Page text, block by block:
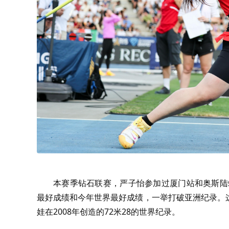
本赛季钻石联赛，严子怡参加过厦门站和奥斯
最好成绩和今年世界最好成绩，一举打破亚洲纪录
娃在2008年创造的72米28的世界纪录。